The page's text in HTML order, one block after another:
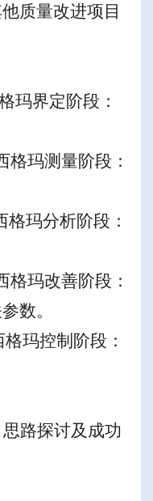
质量改进项目
玛界定阶段：
格玛测量阶段：
格玛分析阶段：
格玛改善阶段：
数。
玛控制阶段：
路探讨及成功